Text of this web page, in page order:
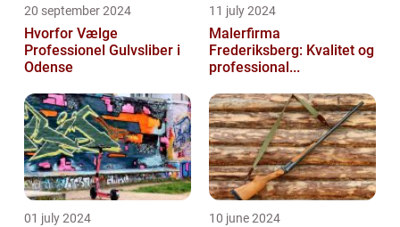
20 september 2024
Hvorfor Vælge
Professionel Gulvsliber i
Odense
11 july 2024
Malerfirma
Frederiksberg: Kvalitet og
professional...
01 july 2024 10 june 2024